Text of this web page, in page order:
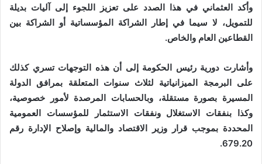
وأكد العثماني في هذا الصدد على تعزيز اللجوء إلى آليات بديلة
للتمويل، لا سيما في إطار الشراكة المؤسساتية أو الشراكة بين
القطاعين العام والخاص.
وأشارت دورية رئيس الحكومة إلى أن هذه التوجهات تسري كذلك
على البرمجة الميزانياتية لثلاث سنوات المتعلقة بمرافق الدولة
المسيرة بصورة مستقلة، وبالحسابات المرصدة لأمور خصوصية،
وكذا بنفقات الاستغلال ونفقات الاستثمار للمؤسسات العمومية
المحددة بموجب قرار وزير الاقتصاد والمالية وإصلاح الإدارة رقم
679.20.